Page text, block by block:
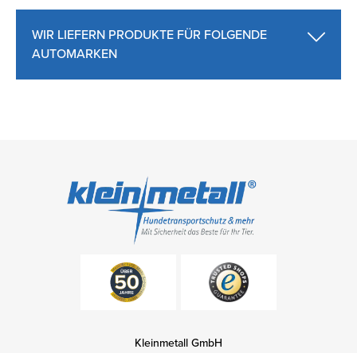
WIR LIEFERN PRODUKTE FÜR FOLGENDE
AUTOMARKEN
Kleinmetall GmbH